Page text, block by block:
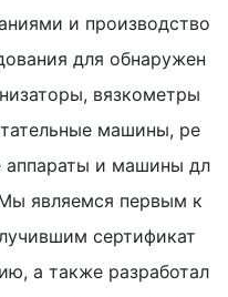
и производство
для обнаружен
вязкометры
машины, ре
и машины дл
являемся первым к
сертификат
а также разработал